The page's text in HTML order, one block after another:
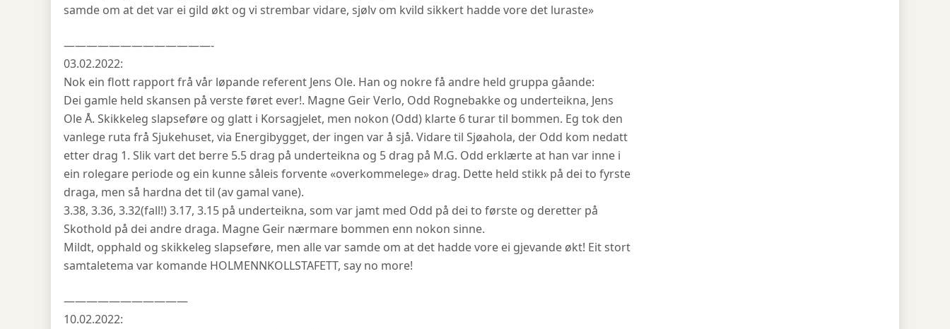
samde om at det var ei gild økt og vi strembar vidare, sjølv om kvild sikkert hadde vore det luraste»
—————————————-
03.02.2022:
Nok ein flott rapport frå vår løpande referent Jens Ole. Han og nokre få andre held gruppa gåande:
Dei gamle held skansen på verste føret ever!. Magne Geir Verlo, Odd Rognebakke og underteikna, Jens
Ole Å. Skikkeleg slapseføre og glatt i Korsagjelet, men nokon (Odd) klarte 6 turar til bommen. Eg tok den
vanlege ruta frå Sjukehuset, via Energibygget, der ingen var å sjå. Vidare til Sjøahola, der Odd kom nedatt
etter drag 1. Slik vart det berre 5.5 drag på underteikna og 5 drag på M.G. Odd erklærte at han var inne i
ein rolegare periode og ein kunne såleis forvente «overkommelege» drag. Dette held stikk på dei to fyrste
draga, men så hardna det til (av gamal vane).
3.38, 3.36, 3.32(fall!) 3.17, 3.15 på underteikna, som var jamt med Odd på dei to første og deretter på
Skothold på dei andre draga. Magne Geir nærmare bommen enn nokon sinne.
Mildt, opphald og skikkeleg slapseføre, men alle var samde om at det hadde vore ei gjevande økt! Eit stort
samtaletema var komande HOLMENNKOLLSTAFETT, say no more!
———————————
10.02.2022: